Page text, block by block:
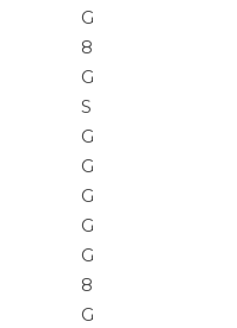
G
8
G
S
G
G
G
G
G
8
G